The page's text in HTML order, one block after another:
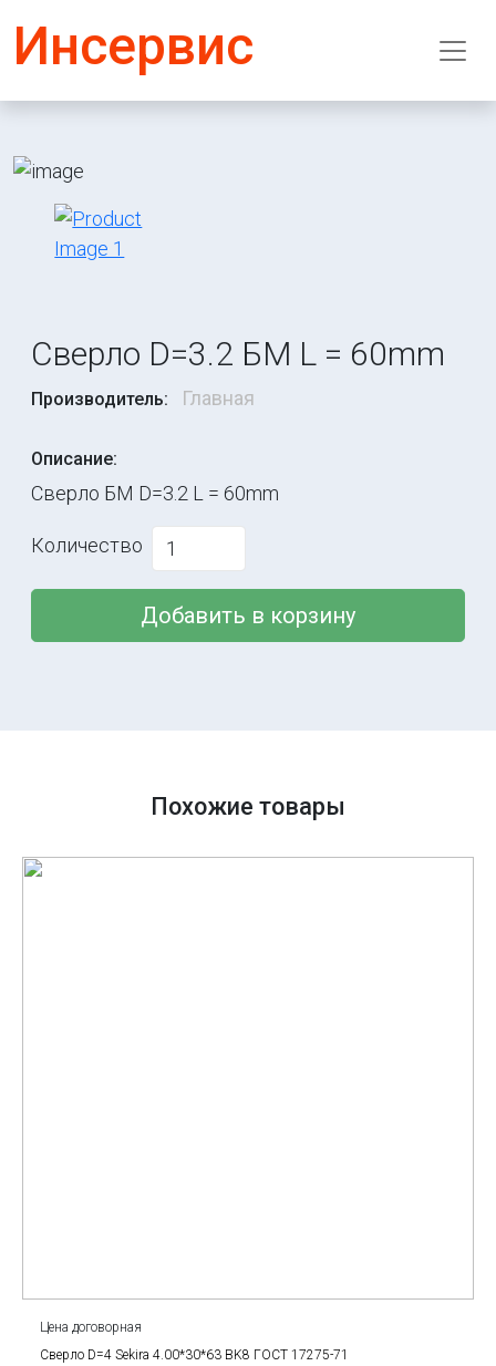
Инсервис
Сверло D=3.2 БМ L = 60mm
Производитель: Главная
Описание:
Сверло БМ D=3.2 L = 60mm
Количество
Добавить в корзину
Похожие товары
Цена договорная
Сверло D=4 Sekira 4.00*30*63 BK8 ГОСТ 17275-71